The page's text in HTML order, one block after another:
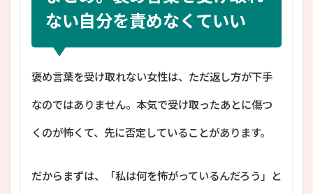
ない自分を責めなくていい
褒め言葉を受け取れない女性は、ただ返し方が下手
なのではありません。本気で受け取ったあとに傷つ
くのが怖くて、先に否定していることがあります。
だからまずは、「私は何を怖がっているんだろう」と